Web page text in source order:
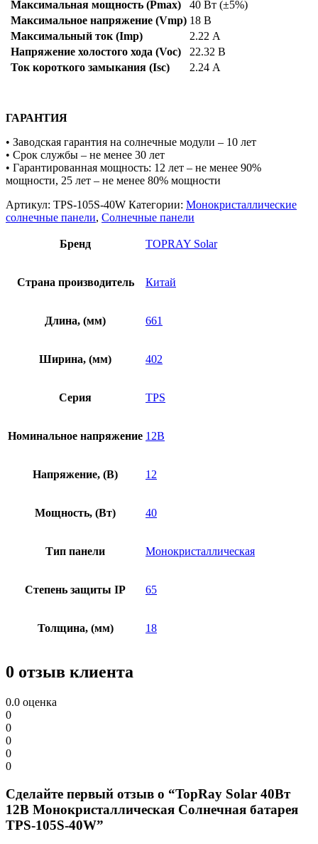
Максимальная мощность (Pmax)
40 Вт (±5%)
Максимальное напряжение (Vmp) 18 В
Максимальный ток (Imp)
2.22 А
Напряжение холостого хода (Voc)
22.32 В
Ток короткого замыкания (Isc)
2.24 А
ГАРАНТИЯ
• Заводская гарантия на солнечные модули – 10 лет
• Срок службы – не менее 30 лет
• Гарантированная мощность: 12 лет – не менее 90%
мощности, 25 лет – не менее 80% мощности
Артикул: TPS-105S-40W Категории: Монокристаллические
солнечные панели, Солнечные панели
Бренд TOPRAY Solar
Страна производитель Китай
Длина, (мм) 661
Ширина, (мм) 402
Серия TPS
Номинальное напряжение 12В
Напряжение, (В) 12
Мощность, (Вт) 40
Тип панели Монокристаллическая
Степень защиты IP 65
Толщина, (мм) 18
0 отзыв клиента
0.0 оценка
0
0
0
0
0
Сделайте первый отзыв о “TopRay Solar 40Вт
12В Монокристаллическая Солнечная батарея
TPS-105S-40W”